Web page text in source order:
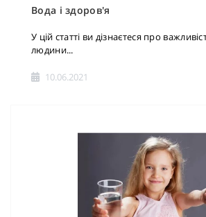
Вода і здоров'я
У цій статті ви дізнаєтеся про
людини...
10.06.2021